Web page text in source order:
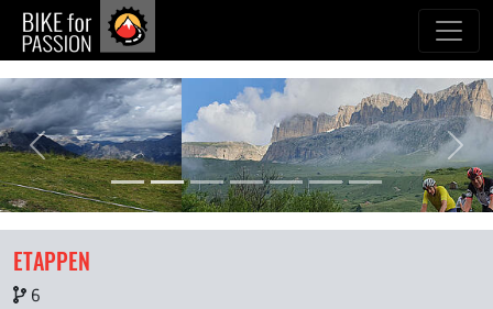
zum Inhalt
zurück
ETAPPEN
6